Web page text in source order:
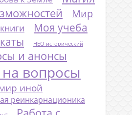
Мир
Моя учеба
НЕО исторический
и анонсы
вопросы
иной
реинкарнационика